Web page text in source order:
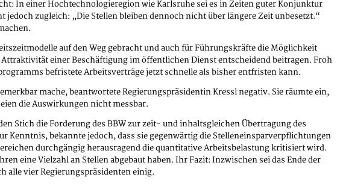
In einer Hochtechnologieregion wie Karlsruhe sei es in Zeiten guter Konjunktur
zugleich: „Die Stellen bleiben dennoch nicht über längere Zeit unbesetzt.“
auf den Weg gebracht und auch für Führungskräfte die Möglichkeit
einer Beschäftigung im öffentlichen Dienst entscheidend beitragen. Froh
befristete Arbeitsverträge jetzt schnelle als bisher entfristen kann.
mache, beantwortete Regierungspräsidentin Kressl negativ. Sie räumte ein,
die Auswirkungen nicht messbar.
Stich die Forderung des BBW zur zeit- und inhaltsgleichen Übertragung des
Kenntnis, bekannte jedoch, dass sie gegenwärtig die Stelleneinsparverpflichtungen
durchgängig herausragend die quantitative Arbeitsbelastung kritisiert wird.
eine Vielzahl an Stellen abgebaut haben. Ihr Fazit: Inzwischen sei das Ende der
alle vier Regierungspräsidenten einig.